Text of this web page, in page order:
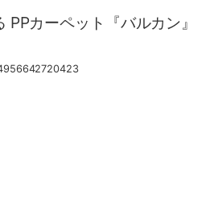
PPカーペット『バルカン』